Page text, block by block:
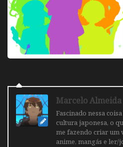
Marcelo Almeida
Fascinado nessa
cultura japonesa, o
me fazendo criar um
anime, mangás e ler/